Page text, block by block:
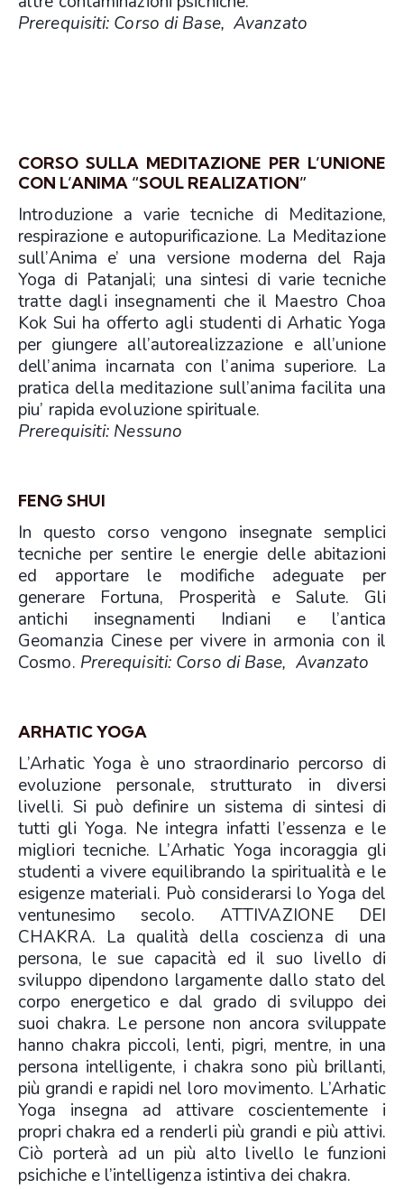
Prerequisiti: Corso di Base, Avanzato
CORSO SULLA MEDITAZIONE PER L’UNIONE
CON L’ANIMA “SOUL REALIZATION”
Introduzione a varie tecniche di Meditazione,
respirazione e autopurificazione. La Meditazione
sull’Anima e’ una versione moderna del Raja
Yoga di Patanjali; una sintesi di varie tecniche
tratte dagli insegnamenti che il Maestro Choa
Kok Sui ha offerto agli studenti di Arhatic Yoga
per giungere all’autorealizzazione e all’unione
dell’anima incarnata con l’anima superiore. La
pratica della meditazione sull’anima facilita una
piu’ rapida evoluzione spirituale.
Prerequisiti: Nessuno
FENG SHUI
In questo corso vengono insegnate semplici
tecniche per sentire le energie delle abitazioni
ed apportare le modifiche adeguate per
generare Fortuna, Prosperità e Salute. Gli
antichi insegnamenti Indiani e l’antica
Geomanzia Cinese per vivere in armonia con il
Cosmo. Prerequisiti: Corso di Base, Avanzato
ARHATIC YOGA
L’Arhatic Yoga è uno straordinario percorso di
evoluzione personale, strutturato in diversi
livelli. Si può definire un sistema di sintesi di
tutti gli Yoga. Ne integra infatti l’essenza e le
migliori tecniche. L’Arhatic Yoga incoraggia gli
studenti a vivere equilibrando la spiritualità e le
esigenze materiali. Può considerarsi lo Yoga del
ventunesimo secolo. ATTIVAZIONE DEI
CHAKRA. La qualità della coscienza di una
persona, le sue capacità ed il suo livello di
sviluppo dipendono largamente dallo stato del
corpo energetico e dal grado di sviluppo dei
suoi chakra. Le persone non ancora sviluppate
hanno chakra piccoli, lenti, pigri, mentre, in una
persona intelligente, i chakra sono più brillanti,
più grandi e rapidi nel loro movimento. L’Arhatic
Yoga insegna ad attivare coscientemente i
propri chakra ed a renderli più grandi e più attivi.
Ciò porterà ad un più alto livello le funzioni
psichiche e l’intelligenza istintiva dei chakra.